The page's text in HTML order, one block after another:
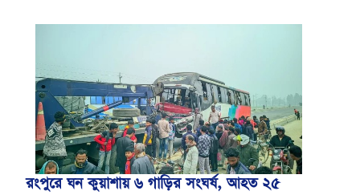
রংপুরে ঘন কুয়াশায় ৬ গাড়ির সংঘর্ষ, আহত ২৫